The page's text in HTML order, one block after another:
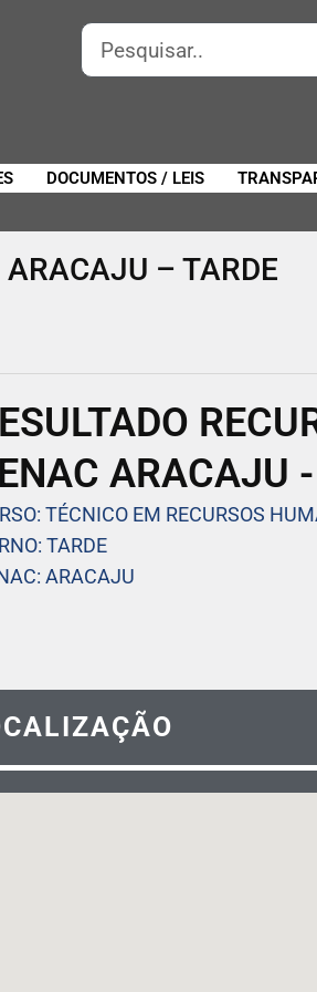
DOCUMENTOS / LEIS
ARACAJU – TARDE
ARACAJU
TÉCNICO EM RECURSOS
TARDE
ARACAJU